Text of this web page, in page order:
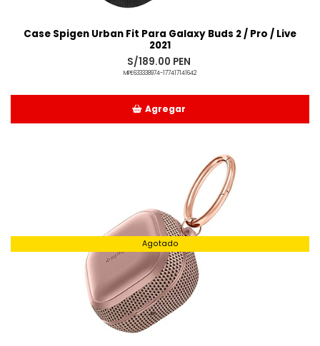
Case Spigen Urban Fit Para Galaxy Buds 2 / Pro / Live
2021
S/189.00 PEN
MPE633338974-177417141642
Agregar
Agotado